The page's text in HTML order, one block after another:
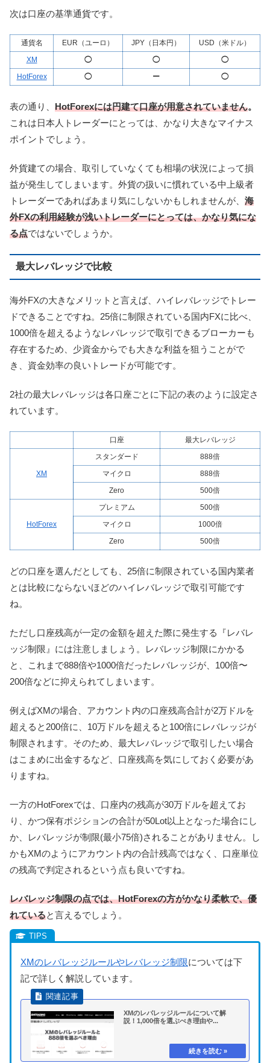
次は口座の基準通貨です。
通貨名 EUR（ユーロ） JPY（日本円）
USD（米ドル）
XM
◯ ◯
◯
HotForex
◯ ー ◯
表の通り、 HotForexには円建て口座が用意されていません。
これは日本人トレーダーにとっては、かなり大きなマイナス
ポイントでしょう。
外貨建ての場合、取引していなくても相場の状況によって損
益が発生してしまいます。外貨の扱いに慣れている中上級者
トレーダーであればあまり気にしないかもしれませんが、 海
外FXの利用経験が浅いトレーダーにとっては、かなり気にな
る点ではないでしょうか。
最大レバレッジで比較
海外FXの大きなメリットと言えば、ハイレバレッジでトレー
ドできることですね。25倍に制限されている国内FXに比べ、
1000倍を超えるようなレバレッジで取引できるブローカーも
存在するため、少資金からでも大きな利益を狙うことがで
き、資金効率の良いトレードが可能です。
2社の最大レバレッジは各口座ごとに下記の表のように設定さ
れています。
口座 最大レバレッジ
XM
スタンダード
888倍
マイクロ
888倍
Zero
500倍
HotForex
プレミアム
500倍
マイクロ
1000倍
Zero
500倍
どの口座を選んだとしても、25倍に制限されている国内業者
とは比較にならないほどのハイレバレッジで取引可能です
ね。
ただし口座残高が一定の金額を超えた際に発生する『レバレ
ッジ制限』には注意しましょう。レバレッジ制限にかかる
と、これまで888倍や1000倍だったレバレッジが、100倍〜
200倍などに抑えられてしまいます。
例えばXMの場合、アカウント内の口座残高合計が2万ドルを
超えると200倍に、10万ドルを超えると100倍にレバレッジが
制限されます。そのため、最大レバレッジで取引したい場合
はこまめに出金するなど、口座残高を気にしておく必要があ
りますね。
一方のHotForexでは、口座内の残高が30万ドルを超えてお
り、かつ保有ポジションの合計が50Lot以上となった場合にし
か、レバレッジが制限(最小75倍)されることがありません。し
かもXMのようにアカウント内の合計残高ではなく、口座単位
の残高で判定されるという点も良いですね。
レバレッジ制限の点では、HotForexの方がかなり柔軟で、優
れていると言えるでしょう。
XMのレバレッジルールやレバレッジ制限については下
記で詳しく解説しています。
XMのレバレッジルールについて解
説！1,000倍を選ぶべき理由や...